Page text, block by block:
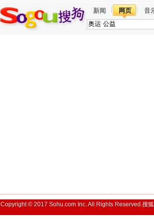
新闻 网页 音
Copyright © 2017 Sohu.com Inc. All Rights Reserved.搜